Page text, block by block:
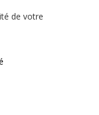
de votre